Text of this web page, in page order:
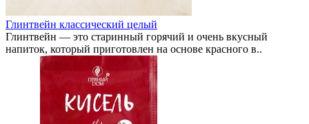
Глинтвейн классический целый
Глинтвейн — это старинный горячий и очень вкусный
напиток, который приготовлен на основе красного в..